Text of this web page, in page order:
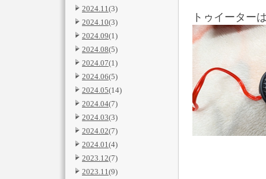
2024.11(3)
2024.10(3)
2024.09(1)
2024.08(5)
2024.07(1)
2024.06(5)
2024.05(14)
2024.04(7)
2024.03(3)
2024.02(7)
2024.01(4)
2023.12(7)
2023.11(9)
トゥイーター